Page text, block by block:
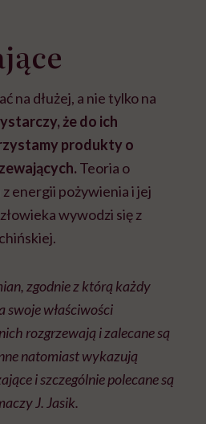
na dłużej, a nie tylko na
że do ich
produkty o
Teoria o
energii pożywienia i jej
wywodzi się z
zgodnie z którą każdy
swoje właściwości
rozgrzewają i zalecane są
natomiast wykazują
i szczególnie polecane są
J. Jasik.